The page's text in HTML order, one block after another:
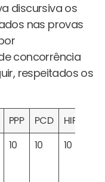
discursiva os
nas provas
concorrência
respeitados os
PPP PCD
HIPO
10 10 10